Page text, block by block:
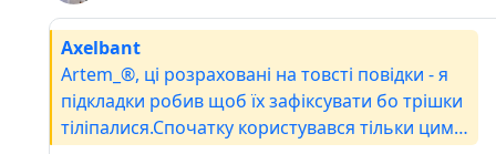
Axelbant
Artem_®, ці розраховані на товсті повідки - я
підкладки робив щоб їх зафіксувати бо трішки
тіліпалися.Спочатку користувався тільки цими